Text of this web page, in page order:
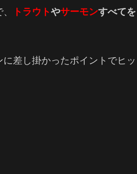
トラウトやサーモンすべて
差し掛かったポイントでヒッ